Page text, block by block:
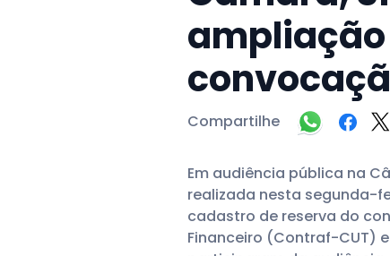
Compartilhe
Em audiência pública na
realizada nesta segunda-
cadastro de reserva do
Financeiro (Contraf-CUT)